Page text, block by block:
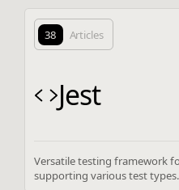
38 Articles
Jest
Versatile testing framework
supporting various test types.